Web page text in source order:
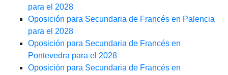
para el 2028
Oposición para Secundaria de Francés en Palencia
para el 2028
Oposición para Secundaria de Francés en
Pontevedra para el 2028
Oposición para Secundaria de Francés en